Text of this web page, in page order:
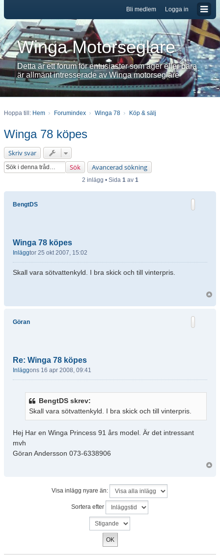
Logga in
Bli medlem
Winga Motorseglare
Detta är ett forum för entusiaster som äger eller bara
är allmänt intresserade av Winga motorseglare
Hoppa till: Hem Forumindex Winga 78 Köp & sälj
Winga 78 köpes
Skriv svar
Sök
Avancerad sökning
2 inlägg • Sida 1av 1
BengtDS
Winga 78 köpes
Inläggtor 25 okt 2007, 15:02
Skall vara sötvattenkyld. I bra skick och till vinterpris.
Göran
Re: Winga 78 köpes
Inläggons 16 apr 2008, 09:41
BengtDS skrev:
Skall vara sötvattenkyld. I bra skick och till vinterpris.
Hej Har en Winga Princess 91 års model. Är det intressant
mvh
Göran Andersson 073-6338906
Visa inlägg nyare än:
Sortera efter